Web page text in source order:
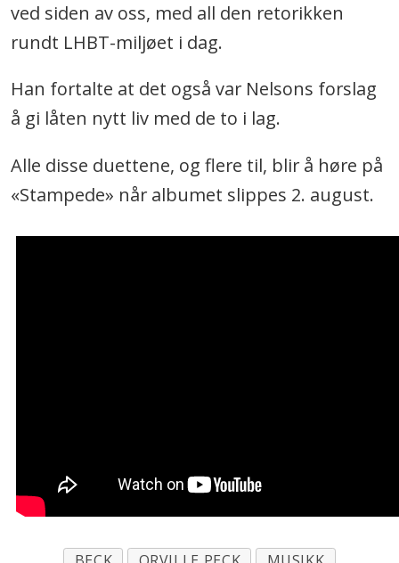
ved siden av oss, med all den retorikken
rundt LHBT-miljøet i dag.
Han fortalte at det også var Nelsons forslag
å gi låten nytt liv med de to i lag.
Alle disse duettene, og flere til, blir å høre på
«Stampede» når albumet slippes 2. august.